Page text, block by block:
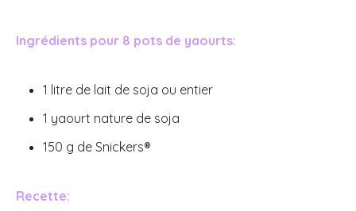
Ingrédients pour 8 pots de yaourts:
1 litre de lait de soja ou entier
1 yaourt nature de soja
150 g de Snickers®
Recette: